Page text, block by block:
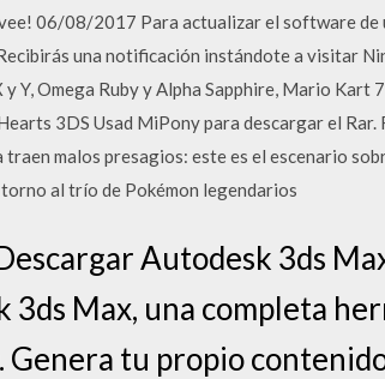
06/08/2017 Para actualizar el software
una notificación instándote a visitar
Y, Omega Ruby y Alpha Sapphire, Mario
3DS Usad MiPony para descargar el
malos presagios: este es el escenario
al trío de Pokémon legendarios
Autodesk 3ds
3ds Max, una completa
Genera tu propio